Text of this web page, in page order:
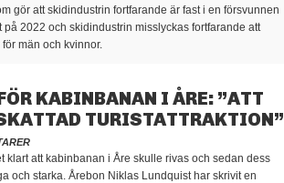
gör att skidindustrin fortfarande är fast i en försvunnen
på 2022 och skidindustrin misslyckas fortfarande att
män och kvinnor.
KABINBANAN I ÅRE: ”ATT
TURISTATTRAKTION”
klart att kabinbanan i Åre skulle rivas och sedan dess
och starka. Årebon Niklas Lundquist har skrivit en